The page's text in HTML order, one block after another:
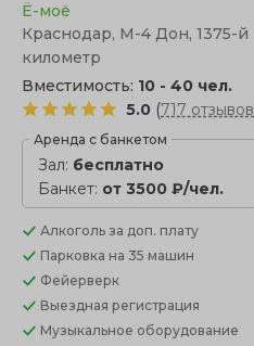
Ё-моё
Краснодар, М-4 Дон, 1375-й
километр
Вместимость: 10 - 40 чел.
5.0 (717 отзывов
Аренда с банкетом
Зал: бесплатно
Банкет: от 3500 ₽/чел.
Алкоголь за доп. плату
Парковка на 35 машин
Фейерверк
Выездная регистрация
Музыкальное оборудование